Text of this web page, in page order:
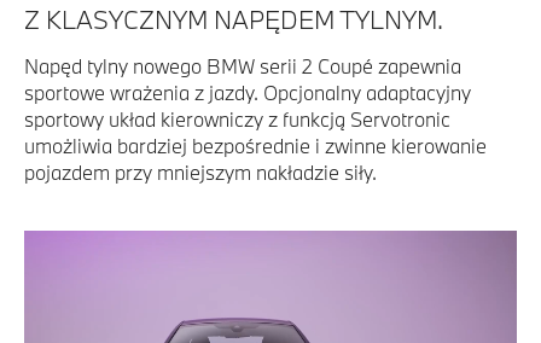
Z KLASYCZNYM NAPĘDEM TYLNYM.
Napęd tylny nowego BMW serii 2 Coupé zapewnia
sportowe wrażenia z jazdy. Opcjonalny adaptacyjny
sportowy układ kierowniczy z funkcją Servotronic
umożliwia bardziej bezpośrednie i zwinne kierowanie
pojazdem przy mniejszym nakładzie siły.